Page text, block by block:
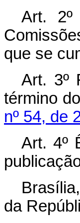
Art. 2º
que se
Art. 3º
término
nº 54, de
Art. 4º
da